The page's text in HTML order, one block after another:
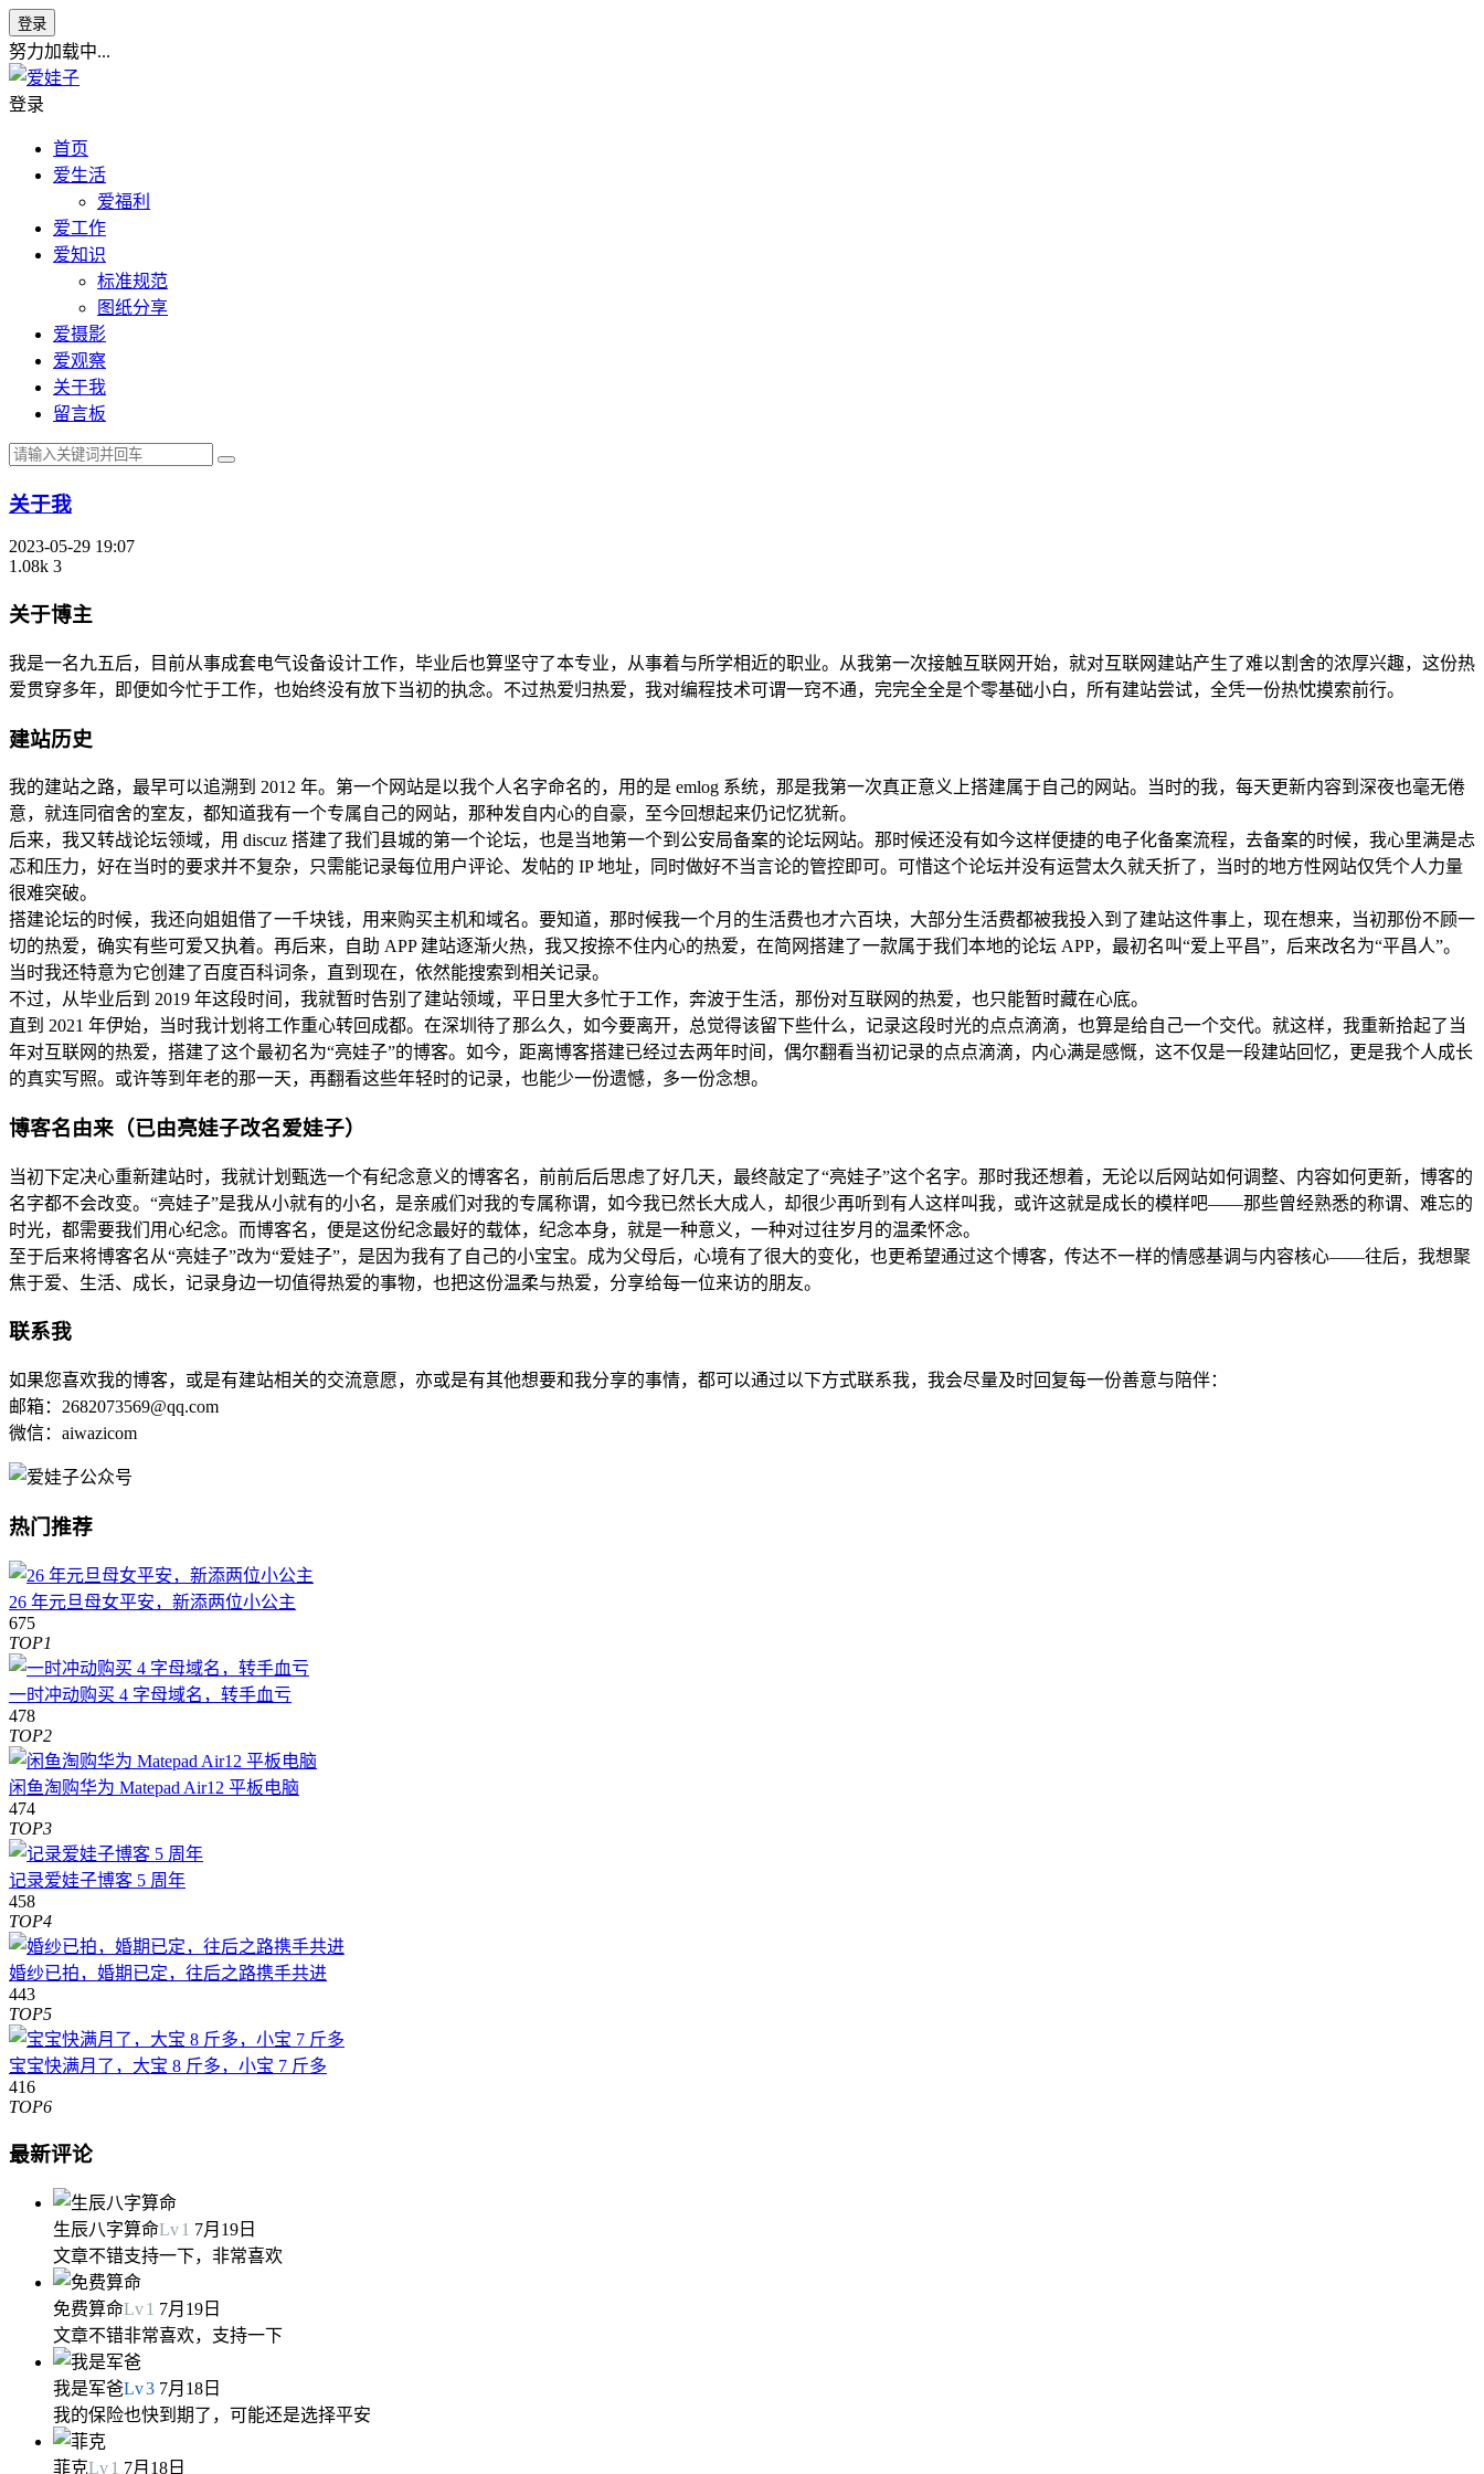
登录
努力加载中...
登录
首页
爱生活
爱福利
爱工作
爱知识
标准规范
图纸分享
爱摄影
爱观察
关于我
留言板
关于我
2023-05-29 19:07
1.08k 3
关于博主
我是一名九五后，目前从事成套电气设备设计工作，毕业后也算坚守了本专业，从事着与所学相近的职业。从我第一次接触互联网开始，就对互联网建站产生了难以割舍的浓厚兴趣，这份热
爱贯穿多年，即便如今忙于工作，也始终没有放下当初的执念。不过热爱归热爱，我对编程技术可谓一窍不通，完完全全是个零基础小白，所有建站尝试，全凭一份热忱摸索前行。
建站历史
我的建站之路，最早可以追溯到 2012 年。第一个网站是以我个人名字命名的，用的是 emlog 系统，那是我第一次真正意义上搭建属于自己的网站。当时的我，每天更新内容到深夜也毫无倦
意，就连同宿舍的室友，都知道我有一个专属自己的网站，那种发自内心的自豪，至今回想起来仍记忆犹新。
后来，我又转战论坛领域，用 discuz 搭建了我们县城的第一个论坛，也是当地第一个到公安局备案的论坛网站。那时候还没有如今这样便捷的电子化备案流程，去备案的时候，我心里满是忐
忑和压力，好在当时的要求并不复杂，只需能记录每位用户评论、发帖的 IP 地址，同时做好不当言论的管控即可。可惜这个论坛并没有运营太久就夭折了，当时的地方性网站仅凭个人力量
很难突破。
搭建论坛的时候，我还向姐姐借了一千块钱，用来购买主机和域名。要知道，那时候我一个月的生活费也才六百块，大部分生活费都被我投入到了建站这件事上，现在想来，当初那份不顾一
切的热爱，确实有些可爱又执着。再后来，自助 APP 建站逐渐火热，我又按捺不住内心的热爱，在简网搭建了一款属于我们本地的论坛 APP，最初名叫“爱上平昌”，后来改名为“平昌人”。
当时我还特意为它创建了百度百科词条，直到现在，依然能搜索到相关记录。
不过，从毕业后到 2019 年这段时间，我就暂时告别了建站领域，平日里大多忙于工作，奔波于生活，那份对互联网的热爱，也只能暂时藏在心底。
直到 2021 年伊始，当时我计划将工作重心转回成都。在深圳待了那么久，如今要离开，总觉得该留下些什么，记录这段时光的点点滴滴，也算是给自己一个交代。就这样，我重新拾起了当
年对互联网的热爱，搭建了这个最初名为“亮娃子”的博客。如今，距离博客搭建已经过去两年时间，偶尔翻看当初记录的点点滴滴，内心满是感慨，这不仅是一段建站回忆，更是我个人成长
的真实写照。或许等到年老的那一天，再翻看这些年轻时的记录，也能少一份遗憾，多一份念想。
博客名由来（已由亮娃子改名爱娃子）
当初下定决心重新建站时，我就计划甄选一个有纪念意义的博客名，前前后后思虑了好几天，最终敲定了“亮娃子”这个名字。那时我还想着，无论以后网站如何调整、内容如何更新，博客的
名字都不会改变。“亮娃子”是我从小就有的小名，是亲戚们对我的专属称谓，如今我已然长大成人，却很少再听到有人这样叫我，或许这就是成长的模样吧——那些曾经熟悉的称谓、难忘的
时光，都需要我们用心纪念。而博客名，便是这份纪念最好的载体，纪念本身，就是一种意义，一种对过往岁月的温柔怀念。
至于后来将博客名从“亮娃子”改为“爱娃子”，是因为我有了自己的小宝宝。成为父母后，心境有了很大的变化，也更希望通过这个博客，传达不一样的情感基调与内容核心——往后，我想聚
焦于爱、生活、成长，记录身边一切值得热爱的事物，也把这份温柔与热爱，分享给每一位来访的朋友。
联系我
如果您喜欢我的博客，或是有建站相关的交流意愿，亦或是有其他想要和我分享的事情，都可以通过以下方式联系我，我会尽量及时回复每一份善意与陪伴：
邮箱：2682073569@qq.com
微信：aiwazicom
热门推荐
26 年元旦母女平安，新添两位小公主
675
TOP1
一时冲动购买 4 字母域名，转手血亏
478
TOP2
闲鱼淘购华为 Matepad Air12 平板电脑
474
TOP3
记录爱娃子博客 5 周年
458
TOP4
婚纱已拍，婚期已定，往后之路携手共进
443
TOP5
宝宝快满月了，大宝 8 斤多，小宝 7 斤多
416
TOP6
最新评论
生辰八字算命Lv1 7月19日
文章不错支持一下，非常喜欢
免费算命Lv1 7月19日
文章不错非常喜欢，支持一下
我是军爸Lv3 7月18日
我的保险也快到期了，可能还是选择平安
菲克Lv1 7月18日